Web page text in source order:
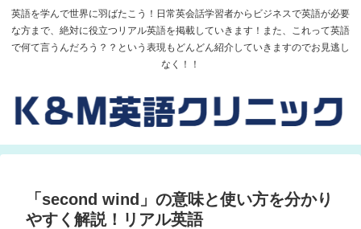
英語を学んで世界に羽ばたこう！日常英会話学習者からビジネスで英語が必要
な方まで、絶対に役立つリアル英語を掲載していきます！また、これって英語
で何て言うんだろう？？という表現もどんどん紹介していきますのでお見逃し
なく！！
「second wind」の意味と使い方を分かり
やすく解説！リアル英語